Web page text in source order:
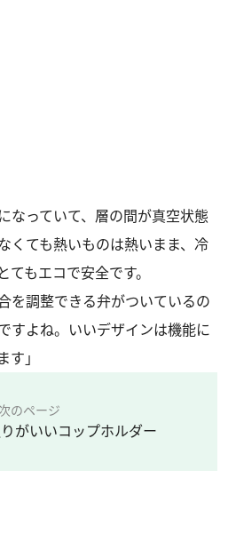
なっていて、層の間が真空状態
くても熱いものは熱いまま、冷
もエコで安全です。
を調整できる弁がついているの
すよね。いいデザインは機能に
」
次のページ
がいいコップホルダー